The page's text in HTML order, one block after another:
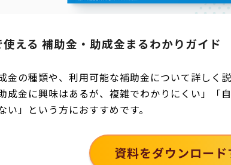
える 補助金・助成金まるわかりガイド
金の種類や、利用可能な補助金について詳しく説
成金に興味はあるが、複雑でわかりにくい」「
い」という方におすすめです。
資料をダウンロード